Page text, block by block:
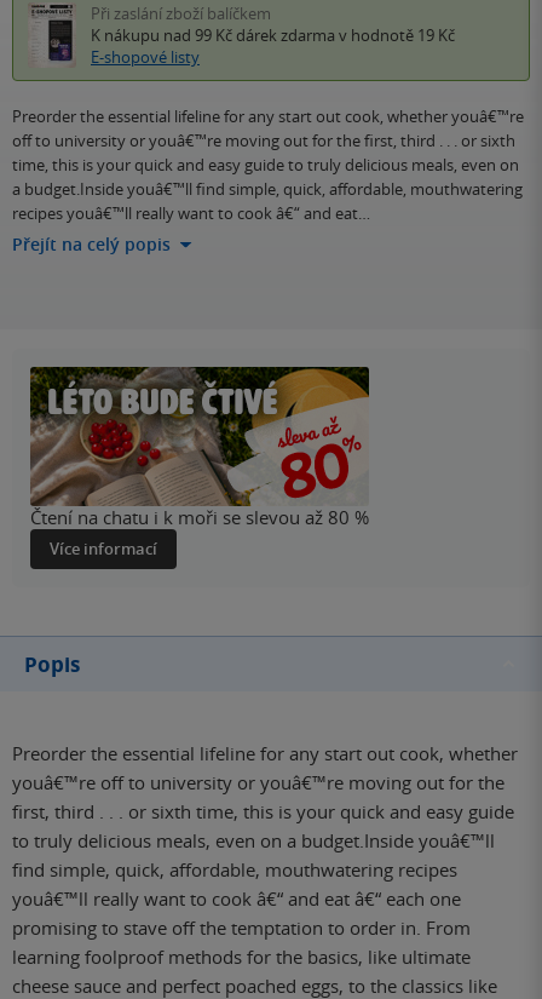
Při zaslání zboží balíčkem
K nákupu nad 99 Kč dárek zdarma v hodnotě 19 Kč
E-shopové listy
Preorder the essential lifeline for any start out cook, whether youâ€™re
off to university or youâ€™re moving out for the first, third . . . or sixth
time, this is your quick and easy guide to truly delicious meals, even on
a budget.Inside youâ€™ll find simple, quick, affordable, mouthwatering
recipes youâ€™ll really want to cook â€“ and eat…
Přejít na celý popis
Čtení na chatu i k moři se slevou až 80 %
Více informací
Popis
Preorder the essential lifeline for any start out cook, whether
youâ€™re off to university or youâ€™re moving out for the
first, third . . . or sixth time, this is your quick and easy guide
to truly delicious meals, even on a budget.Inside youâ€™ll
find simple, quick, affordable, mouthwatering recipes
youâ€™ll really want to cook â€“ and eat â€“ each one
promising to stave off the temptation to order in. From
learning foolproof methods for the basics, like ultimate
cheese sauce and perfect poached eggs, to the classics like